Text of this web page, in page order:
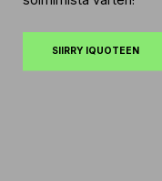
SIIRRY IQUOTEEN